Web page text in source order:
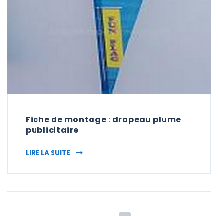
Fiche de montage : drapeau plume
publicitaire
LIRE LA SUITE FICHE DE MONTAGE : DRAPEAU PLUME